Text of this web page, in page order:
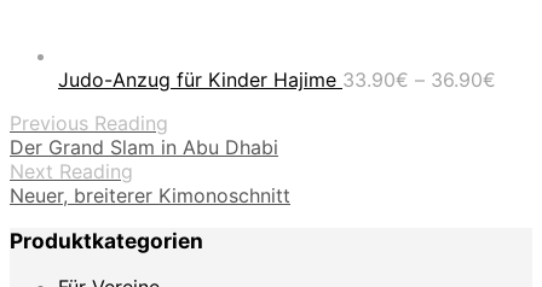
Judo-Anzug für Kinder Hajime 33.90€ – 36.90€
Previous Reading
Der Grand Slam in Abu Dhabi
Next Reading
Neuer, breiterer Kimonoschnitt
Produktkategorien